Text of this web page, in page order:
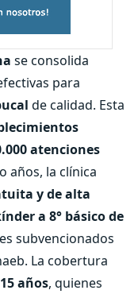
se consolida
para
de calidad. Esta
atenciones
años, la clínica
y de alta
a 8° básico de
subvencionados
La cobertura
años, quienes